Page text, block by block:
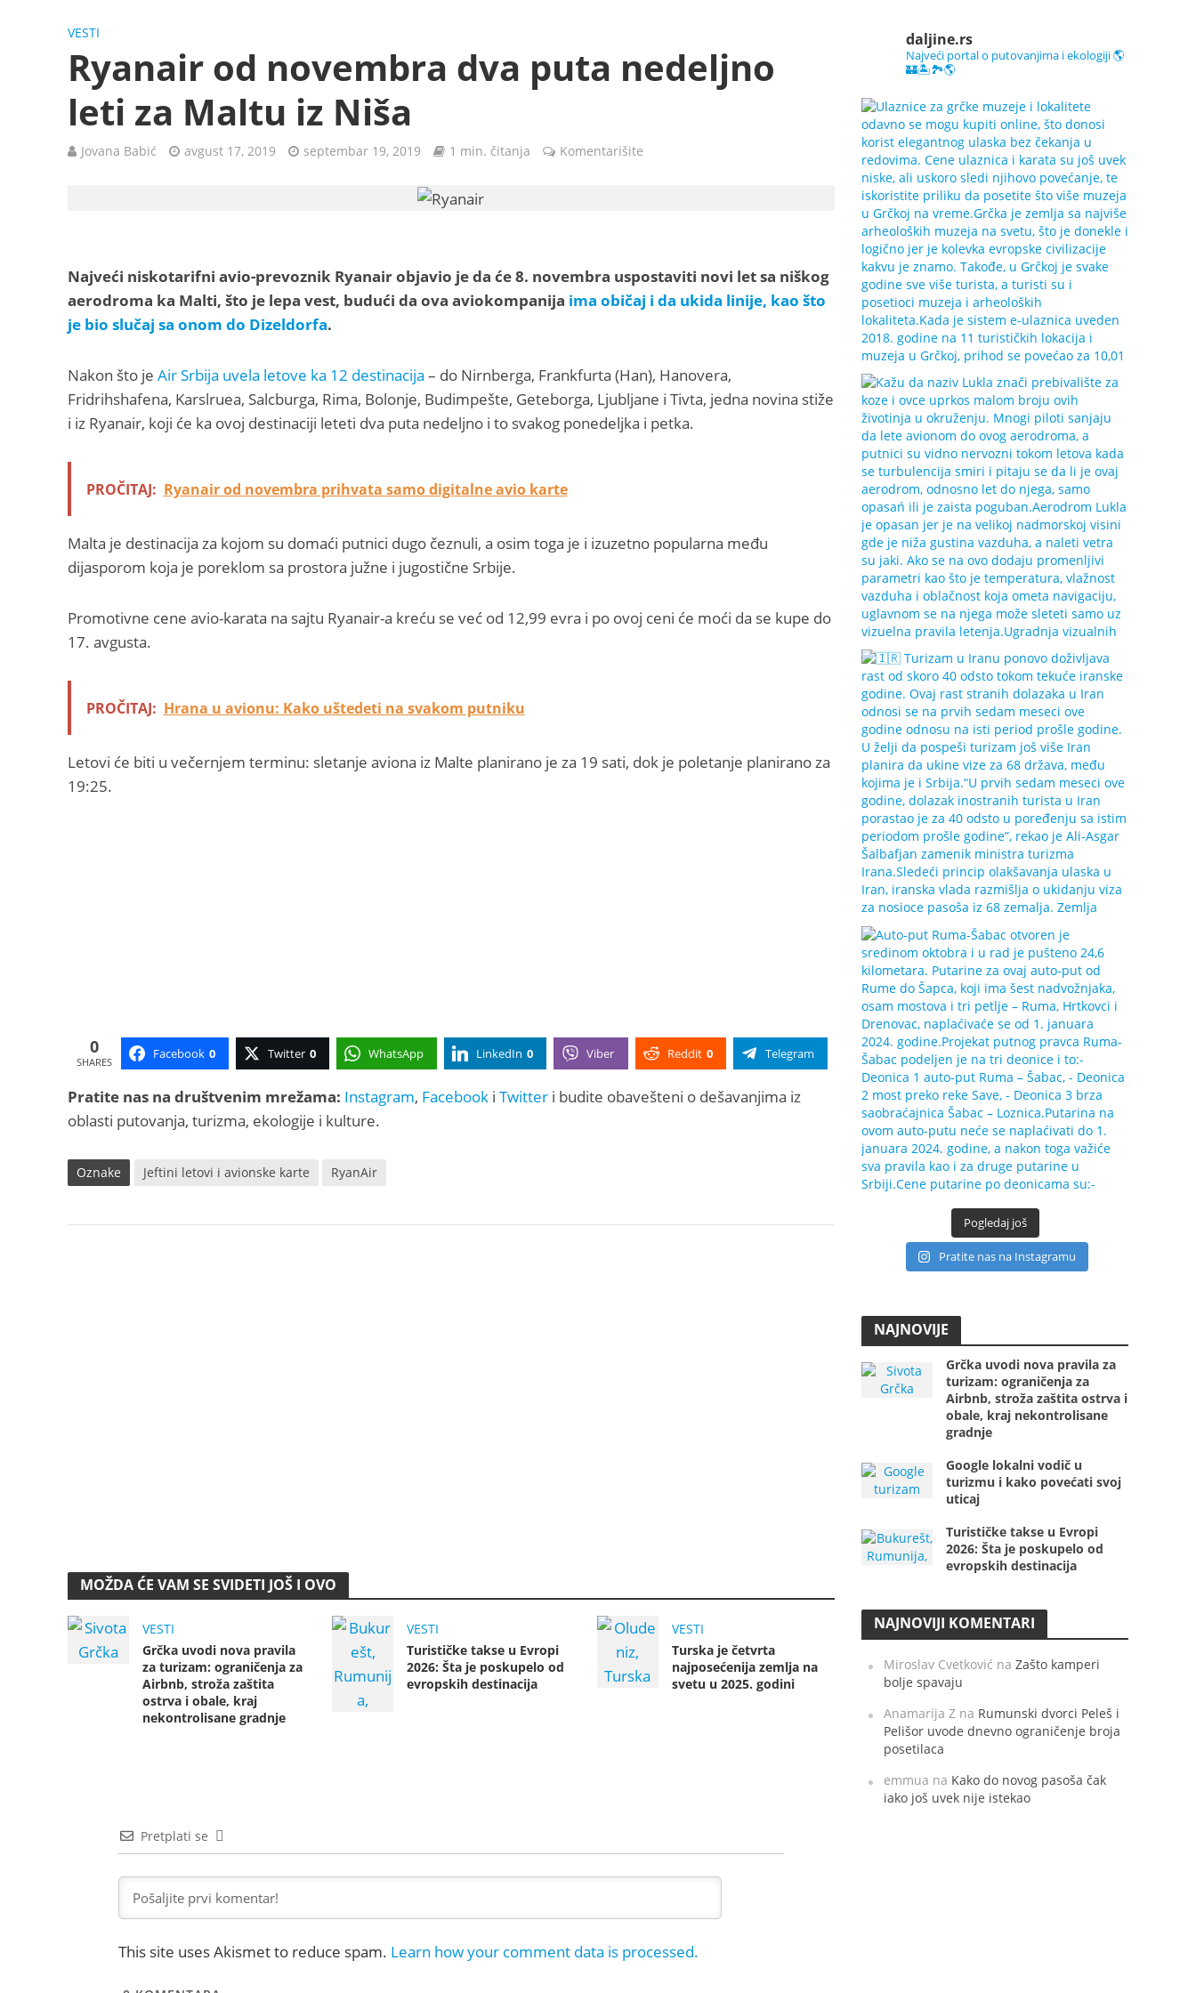
VESTI
Ryanair od novembra dva puta nedeljno
leti za Maltu iz Niša
Jovana Babić avgust 17, 2019 septembar 19, 2019 1 min. čitanja Komentarišite
Najveći niskotarifni avio-prevoznik Ryanair objavio je da će 8. novembra uspostaviti novi let sa niškog
aerodroma ka Malti, što je lepa vest, budući da ova aviokompanija ima običaj i da ukida linije, kao što
je bio slučaj sa onom do Dizeldorfa.
Nakon što je Air Srbija uvela letove ka 12 destinacija – do Nirnberga, Frankfurta (Han), Hanovera,
Fridrihshafena, Karslruea, Salcburga, Rima, Bolonje, Budimpešte, Geteborga, Ljubljane i Tivta, jedna novina stiže
i iz Ryanair, koji će ka ovoj destinaciji leteti dva puta nedeljno i to svakog ponedeljka i petka.
PROČITAJ: Ryanair od novembra prihvata samo digitalne avio karte
Malta je destinacija za kojom su domaći putnici dugo čeznuli, a osim toga je i izuzetno popularna među
dijasporom koja je poreklom sa prostora južne i jugostične Srbije.
Promotivne cene avio-karata na sajtu Ryanair-a kreću se već od 12,99 evra i po ovoj ceni će moći da se kupe do
17. avgusta.
PROČITAJ: Hrana u avionu: Kako uštedeti na svakom putniku
Letovi će biti u večernjem terminu: sletanje aviona iz Malte planirano je za 19 sati, dok je poletanje planirano za
19:25.
0
SHARES
Facebook 0 Twitter 0 WhatsApp LinkedIn 0 Viber Reddit 0 Telegram
Pratite nas na društvenim mrežama: Instagram, Facebooki Twitteri budite obavešteni o dešavanjima iz
oblasti putovanja, turizma, ekologije i kulture.
Oznake Jeftini letovi i avionske karte RyanAir
MOŽDA ĆE VAM SE SVIDETI JOŠ I OVO
VESTI
Grčka uvodi nova pravila
za turizam: ograničenja za
Airbnb, stroža zaštita
ostrva i obale, kraj
nekontrolisane gradnje
VESTI
Turističke takse u Evropi
2026: Šta je poskupelo od
evropskih destinacija
VESTI
Turska je četvrta
najposećenija zemlja na
svetu u 2025. godini
Pretplati se
This site uses Akismet to reduce spam. Learn how your comment data is processed.
daljine.rs
Najveći portal o putovanjima i ekologiji 🌎
🏰🏝️🏞️🌎
Pogledaj još
Pratite nas na Instagramu
NAJNOVIJE
Grčka uvodi nova pravila za
turizam: ograničenja za
Airbnb, stroža zaštita ostrva i
obale, kraj nekontrolisane
gradnje
Google lokalni vodič u
turizmu i kako povećati svoj
uticaj
Turističke takse u Evropi
2026: Šta je poskupelo od
evropskih destinacija
NAJNOVIJI KOMENTARI
Miroslav Cvetković naZašto kamperi
bolje spavaju
Anamarija Z na Rumunski dvorci Peleš i
Pelišor uvode dnevno ograničenje broja
posetilaca
emmua na Kako do novog pasoša čak
iako još uvek nije istekao